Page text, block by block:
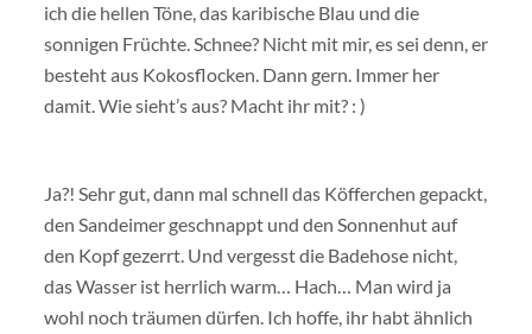
ich die hellen Töne, das karibische Blau und die
sonnigen Früchte. Schnee? Nicht mit mir, es sei denn, er
besteht aus Kokosflocken. Dann gern. Immer her
damit. Wie sieht’s aus? Macht ihr mit? : )
Ja?! Sehr gut, dann mal schnell das Köfferchen gepackt,
den Sandeimer geschnappt und den Sonnenhut auf
den Kopf gezerrt. Und vergesst die Badehose nicht,
das Wasser ist herrlich warm… Hach… Man wird ja
wohl noch träumen dürfen. Ich hoffe, ihr habt ähnlich